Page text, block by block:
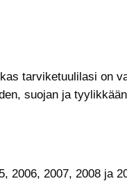
tarviketuulilasi on
suojan ja
2006, 2007, 2008 ja